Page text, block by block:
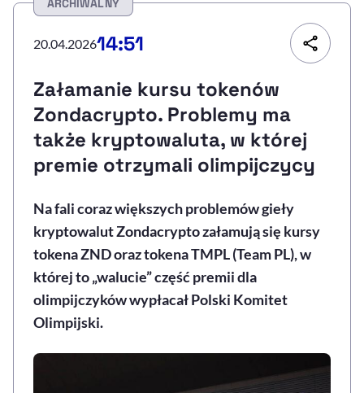
Sprawdź, jak i dlaczego zwiększamy dostępność, otwiera się w nowym
Deklaracja dostępności, otwiera się w nowym oknie
Zgłoś problem
, otwiera się w
ARCHIWALNY
20.04.202614:51
Załamanie kursu tokenów
Zondacrypto. Problemy ma
także kryptowaluta, w której
premie otrzymali olimpijczycy
Na fali coraz większych problemów gieły
kryptowalut Zondacrypto załamują się kursy
tokena ZND oraz tokena TMPL (Team PL), w
której to „walucie” część premii dla
olimpijczyków wypłacał Polski Komitet
Olimpijski.